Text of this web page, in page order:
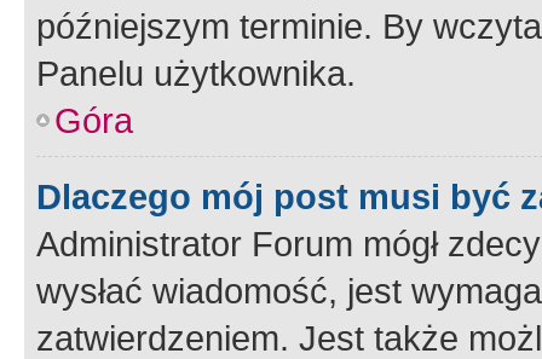
późniejszym terminie. By
Panelu użytkownika.
Góra
Dlaczego mój post musi być
Administrator Forum mógł
wysłać wiadomość, jest
zatwierdzeniem. Jest także